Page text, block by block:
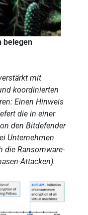
belegen
mit
koordinierten
Einen Hinweis
die in einer
den Bitdefender
Unternehmen
die Ransomware-
Attacken).